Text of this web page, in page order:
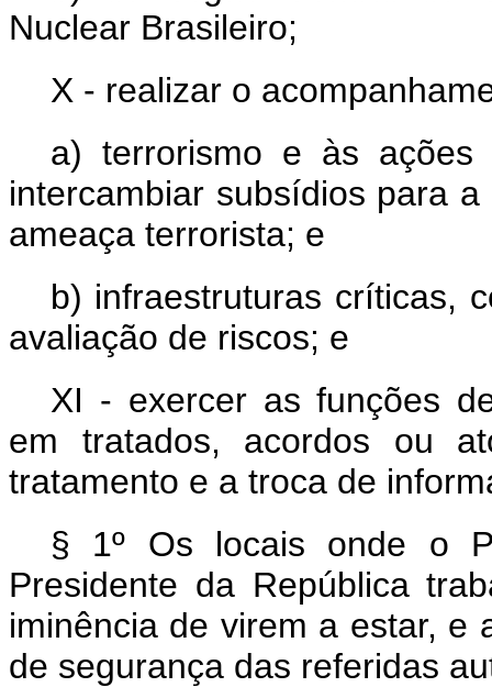
Nuclear Brasileiro;
X - realizar o
a) terrorismo e às
intercambiar subsídios para
ameaça terrorista; e
b) infraestruturas críticas,
avaliação de riscos; e
XI - exercer as funções
em tratados, acordos ou
tratamento e a troca de
§ 1º Os locais onde o
Presidente da República
iminência de virem a estar, e
de segurança das referidas